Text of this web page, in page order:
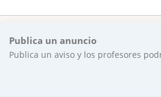
Publica un anuncio
Publica un aviso y los profesores